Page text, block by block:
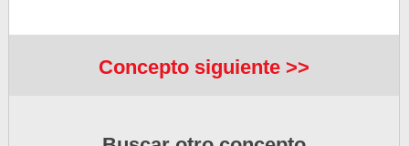
Concepto siguiente >>